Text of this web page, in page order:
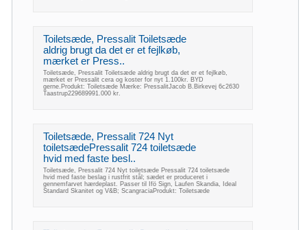
Toiletsæde, Pressalit Toiletsæde
aldrig brugt da det er et fejlkøb,
mærket er Press..
Toiletsæde, Pressalit Toiletsæde aldrig brugt da det er et fejlkøb,
mærket er Pressalit cera og koster for nyt 1.100kr. BYD
gerne.Produkt: Toiletsæde Mærke: PressalitJacob B.Birkevej 6c2630
Taastrup229689991.000 kr.
Toiletsæde, Pressalit 724 Nyt
toiletsædePressalit 724 toiletsæde
hvid med faste besl..
Toiletsæde, Pressalit 724 Nyt toiletsæde Pressalit 724 toiletsæde
hvid med faste beslag i rustfrit stål; sædet er produceret i
gennemfarvet hærdeplast. Passer til Ifö Sign, Laufen Skandia, Ideal
Standard Skanitet og V&B; ScangraciaProdukt: Toiletsæde